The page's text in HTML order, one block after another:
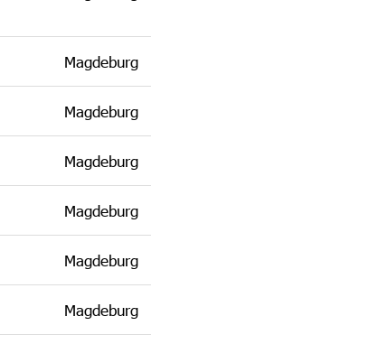
Magdeburg
Magdeburg
Magdeburg
Magdeburg
Magdeburg
Magdeburg